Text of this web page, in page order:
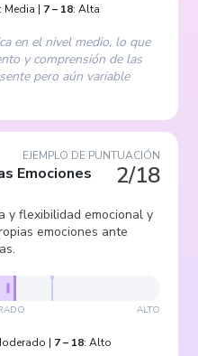
Media | 7– 18: Alta
en el nivel medio, lo que
y comprensión de las
pero aún variable
EJEMPLO DE PUNTUACIÓN
2/18
Emociones
y flexibilidad emocional y
emociones ante
ALTO
| 7– 18: Alto